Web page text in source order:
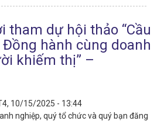
tham dự hội thảo “Cầu
hành cùng doanh
khiếm thị” –
10/15/2025 - 13:44
nghiệp, quý tổ chức và quý bạn đăng